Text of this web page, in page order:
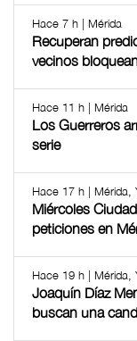
Hace 7 h | Mérida
Recuperan
vecinos
Hace 11 h | Mérida
Los Guerreros
serie
Hace 17 h | Mérida,
Miércoles
peticiones en
Hace 19 h | Mérida,
Joaquín Díaz
buscan una